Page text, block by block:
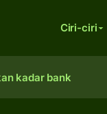
Ciri-ciri
kadar bank